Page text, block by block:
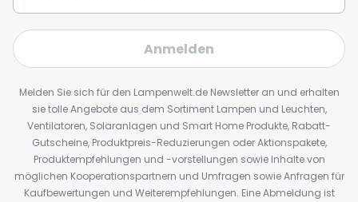
Anmelden
Melden Sie sich für den Lampenwelt.de Newsletter an und erhalten
sie tolle Angebote aus dem Sortiment Lampen und Leuchten,
Ventilatoren, Solaranlagen und Smart Home Produkte, Rabatt-
Gutscheine, Produktpreis-Reduzierungen oder Aktionspakete,
Produktempfehlungen und -vorstellungen sowie Inhalte von
möglichen Kooperationspartnern und Umfragen sowie Anfragen für
Kaufbewertungen und Weiterempfehlungen. Eine Abmeldung ist